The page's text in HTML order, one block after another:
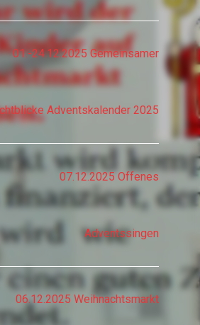
01.-24.12.2025 Gemeinsamer
Adventskalender 2025
07.12.2025 Offenes
Adventssingen
06.12.2025 Weihnachtsmarkt